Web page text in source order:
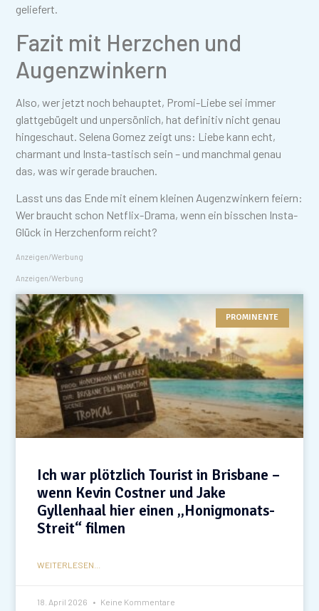
geliefert.
Fazit mit Herzchen und
Augenzwinkern
Also, wer jetzt noch behauptet, Promi-Liebe sei immer
glattgebügelt und unpersönlich, hat definitiv nicht genau
hingeschaut. Selena Gomez zeigt uns: Liebe kann echt,
charmant und Insta-tastisch sein – und manchmal genau
das, was wir gerade brauchen.
Lasst uns das Ende mit einem kleinen Augenzwinkern feiern:
Wer braucht schon Netflix-Drama, wenn ein bisschen Insta-
Glück in Herzchenform reicht?
Anzeigen/Werbung
Anzeigen/Werbung
PROMINENTE
Ich war plötzlich Tourist in Brisbane –
wenn Kevin Costner und Jake
Gyllenhaal hier einen „Honigmonats-
Streit“ filmen
WEITERLESEN...
18. April 2026 Keine Kommentare